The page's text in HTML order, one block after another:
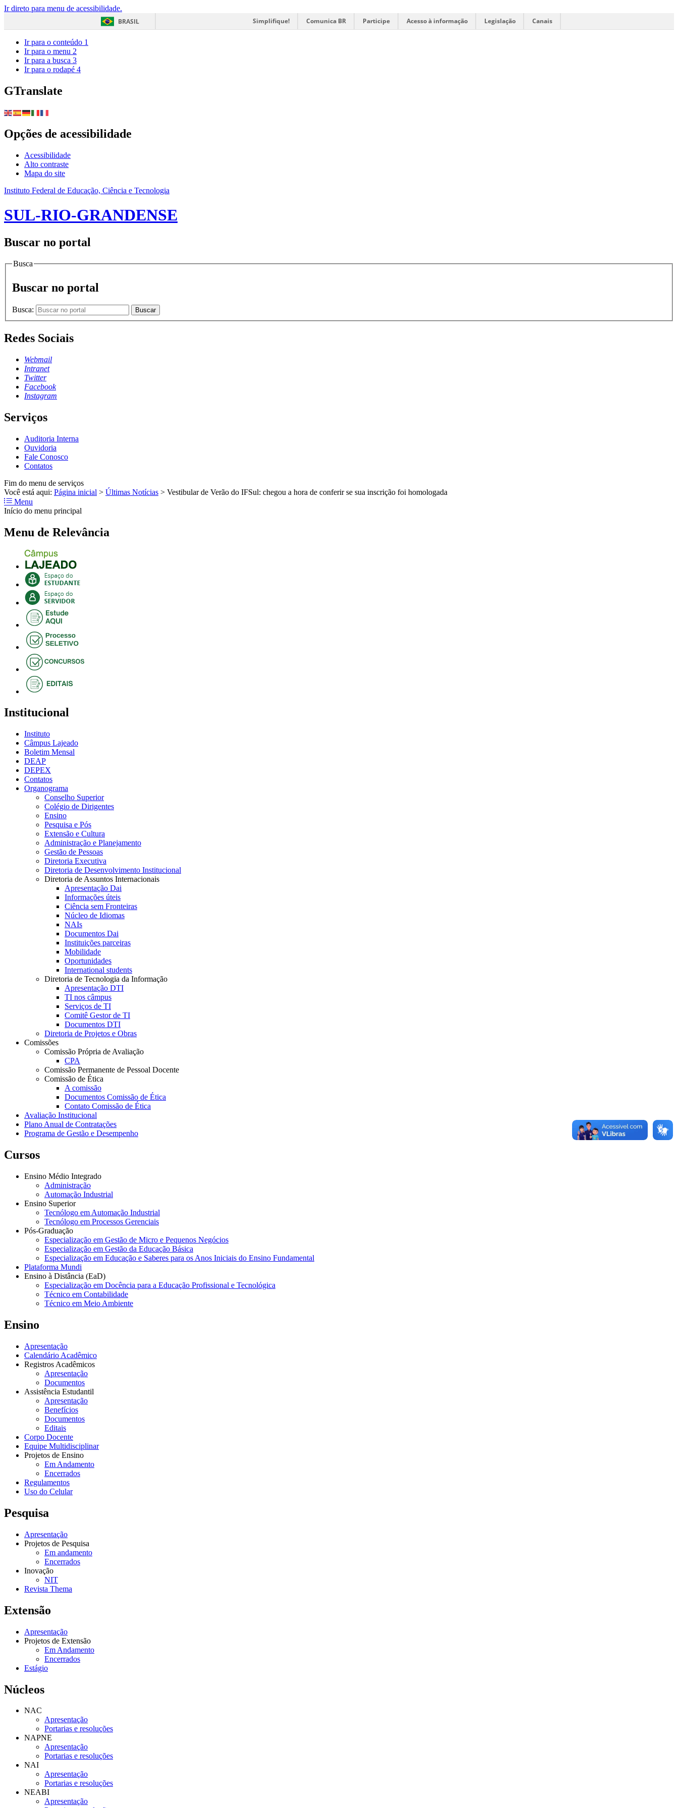
Ir direto para menu de acessibilidade.
BRASIL
Simplifique! Comunica BR Participe Acesso à informação Legislação Canais
Ir para o conteúdo 1
Ir para o menu 2
Ir para a busca 3
Ir para o rodapé 4
GTranslate
Opções de acessibilidade
Acessibilidade
Alto contraste
Mapa do site
Instituto Federal de Educação, Ciência e Tecnologia
SUL-RIO-GRANDENSE
Buscar no portal
Busca
Buscar no portal
Busca: Buscar
Redes Sociais
Webmail
Intranet
Twitter
Facebook
Instagram
Serviços
Auditoria Interna
Ouvidoria
Fale Conosco
Contatos
Fim do menu de serviços
Você está aqui: Página inicial > Últimas Notícias > Vestibular de Verão do IFSul: chegou a hora de conferir se sua inscrição foi homologada
Menu
Início do menu principal
Menu de Relevância
Institucional
Instituto
Câmpus Lajeado
Boletim Mensal
DEAP
DEPEX
Contatos
Organograma
Conselho Superior
Colégio de Dirigentes
Ensino
Pesquisa e Pós
Extensão e Cultura
Administração e Planejamento
Gestão de Pessoas
Diretoria Executiva
Diretoria de Desenvolvimento Institucional
Diretoria de Assuntos Internacionais
Apresentação Dai
Informações úteis
Ciência sem Fronteiras
Núcleo de Idiomas
NAIs
Documentos Dai
Instituições parceiras
Mobilidade
Oportunidades
International students
Diretoria de Tecnologia da Informação
Apresentação DTI
TI nos câmpus
Serviços de TI
Comitê Gestor de TI
Documentos DTI
Diretoria de Projetos e Obras
Comissões
Comissão Própria de Avaliação
CPA
Comissão Permanente de Pessoal Docente
Comissão de Ética
A comissão
Documentos Comissão de Ética
Contato Comissão de Ética
Avaliação Institucional
Plano Anual de Contratações
Programa de Gestão e Desempenho
Cursos
Ensino Médio Integrado
Administração
Automação Industrial
Ensino Superior
Tecnólogo em Automação Industrial
Tecnólogo em Processos Gerenciais
Pós-Graduação
Especialização em Gestão de Micro e Pequenos Negócios
Especialização em Gestão da Educação Básica
Especialização em Educação e Saberes para os Anos Iniciais do Ensino Fundamental
Plataforma Mundi
Ensino à Distância (EaD)
Especialização em Docência para a Educação Profissional e Tecnológica
Técnico em Contabilidade
Técnico em Meio Ambiente
Ensino
Apresentação
Calendário Acadêmico
Registros Acadêmicos
Apresentação
Documentos
Assistência Estudantil
Apresentação
Benefícios
Documentos
Editais
Corpo Docente
Equipe Multidisciplinar
Projetos de Ensino
Em Andamento
Encerrados
Regulamentos
Uso do Celular
Pesquisa
Apresentação
Projetos de Pesquisa
Em andamento
Encerrados
Inovação
NIT
Revista Thema
Extensão
Apresentação
Projetos de Extensão
Em Andamento
Encerrados
Estágio
Núcleos
NAC
Apresentação
Portarias e resoluções
NAPNE
Apresentação
Portarias e resoluções
NAI
Apresentação
Portarias e resoluções
NEABI
Apresentação